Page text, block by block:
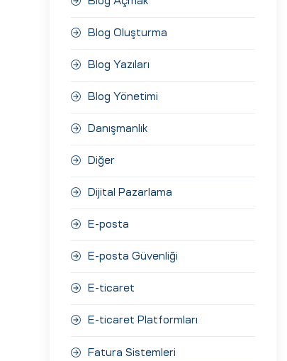
Blog Oluşturma
Blog Yazıları
Blog Yönetimi
Danışmanlık
Diğer
Dijital Pazarlama
E-posta
E-posta Güvenliği
E-ticaret
E-ticaret Platformları
Fatura Sistemleri